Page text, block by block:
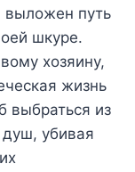
выложен путь
шкуре.
хозяину,
жизнь
выбраться из
убивая